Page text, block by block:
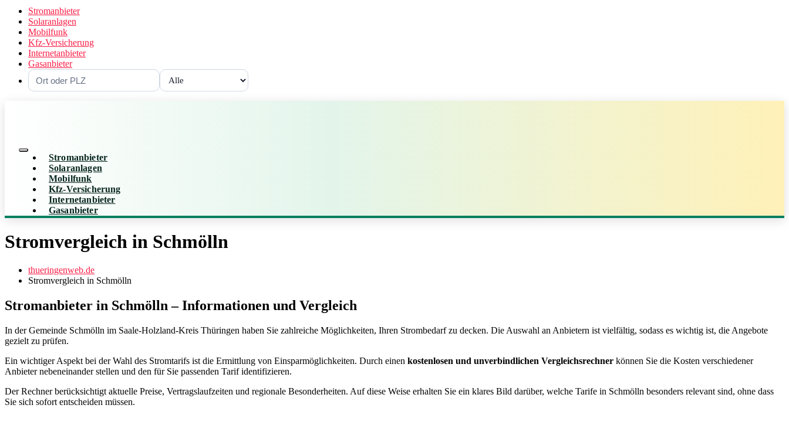
Stromanbieter
Solaranlagen
Mobilfunk
Kfz-Versicherung
Internetanbieter
Gasanbieter
Stromanbieter
Solaranlagen
Mobilfunk
Kfz-Versicherung
Internetanbieter
Gasanbieter
Stromvergleich in Schmölln
thueringenweb.de
Stromvergleich in Schmölln
Stromanbieter in Schmölln – Informationen und Vergleich
In der Gemeinde Schmölln im Saale-Holzland-Kreis Thüringen haben Sie zahlreiche Möglichkeiten, Ihren Strombedarf zu decken. Die Auswahl an Anbietern ist vielfältig, sodass es wichtig ist, die Angebote
gezielt zu prüfen.
Ein wichtiger Aspekt bei der Wahl des Stromtarifs ist die Ermittlung von Einsparmöglichkeiten. Durch einen kostenlosen und unverbindlichen Vergleichsrechner können Sie die Kosten verschiedener
Anbieter nebeneinander stellen und den für Sie passenden Tarif identifizieren.
Der Rechner berücksichtigt aktuelle Preise, Vertragslaufzeiten und regionale Besonderheiten. Auf diese Weise erhalten Sie ein klares Bild darüber, welche Tarife in Schmölln besonders relevant sind, ohne dass
Sie sich sofort entscheiden müssen.